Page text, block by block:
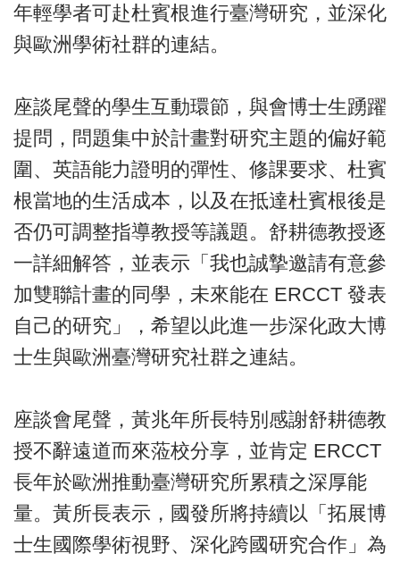
年輕學者可赴杜賓根進行臺灣研究，並深化
與歐洲學術社群的連結。
座談尾聲的學生互動環節，與會博士生踴躍
提問，問題集中於計畫對研究主題的偏好範
圍、英語能力證明的彈性、修課要求、杜賓
根當地的生活成本，以及在抵達杜賓根後是
否仍可調整指導教授等議題。舒耕德教授逐
一詳細解答，並表示「我也誠摯邀請有意參
加雙聯計畫的同學，未來能在 ERCCT 發表
自己的研究」，希望以此進一步深化政大博
士生與歐洲臺灣研究社群之連結。
座談會尾聲，黃兆年所長特別感謝舒耕德教
授不辭遠道而來蒞校分享，並肯定 ERCCT
長年於歐洲推動臺灣研究所累積之深厚能
量。黃所長表示，國發所將持續以「拓展博
士生國際學術視野、深化跨國研究合作」為